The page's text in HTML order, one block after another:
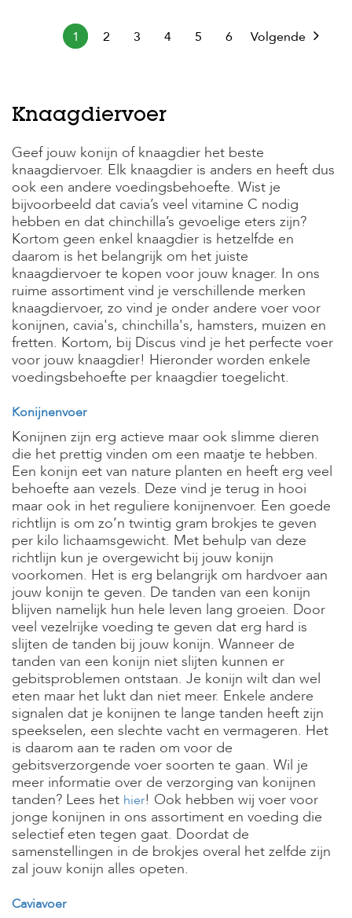
1 2 3 4 5 6 Volgende
Knaagdiervoer
Geef jouw konijn of knaagdier het beste
knaagdiervoer. Elk knaagdier is anders en heeft dus
ook een andere voedingsbehoefte. Wist je
bijvoorbeeld dat cavia’s veel vitamine C nodig
hebben en dat chinchilla’s gevoelige eters zijn?
Kortom geen enkel knaagdier is hetzelfde en
daarom is het belangrijk om het juiste
knaagdiervoer te kopen voor jouw knager. In ons
ruime assortiment vind je verschillende merken
knaagdiervoer, zo vind je onder andere voer voor
konijnen, cavia's, chinchilla's, hamsters, muizen en
fretten. Kortom, bij Discus vind je het perfecte voer
voor jouw knaagdier! Hieronder worden enkele
voedingsbehoefte per knaagdier toegelicht.
Konijnenvoer
Konijnen zijn erg actieve maar ook slimme dieren
die het prettig vinden om een maatje te hebben.
Een konijn eet van nature planten en heeft erg veel
behoefte aan vezels. Deze vind je terug in hooi
maar ook in het reguliere konijnenvoer. Een goede
richtlijn is om zo’n twintig gram brokjes te geven
per kilo lichaamsgewicht. Met behulp van deze
richtlijn kun je overgewicht bij jouw konijn
voorkomen. Het is erg belangrijk om hardvoer aan
jouw konijn te geven. De tanden van een konijn
blijven namelijk hun hele leven lang groeien. Door
veel vezelrijke voeding te geven dat erg hard is
slijten de tanden bij jouw konijn. Wanneer de
tanden van een konijn niet slijten kunnen er
gebitsproblemen ontstaan. Je konijn wilt dan wel
eten maar het lukt dan niet meer. Enkele andere
signalen dat je konijnen te lange tanden heeft zijn
speekselen, een slechte vacht en vermageren. Het
is daarom aan te raden om voor de
gebitsverzorgende voer soorten te gaan. Wil je
meer informatie over de verzorging van konijnen
tanden? Lees het hier! Ook hebben wij voer voor
jonge konijnen in ons assortiment en voeding die
selectief eten tegen gaat. Doordat de
samenstellingen in de brokjes overal het zelfde zijn
zal jouw konijn alles opeten.
Caviavoer